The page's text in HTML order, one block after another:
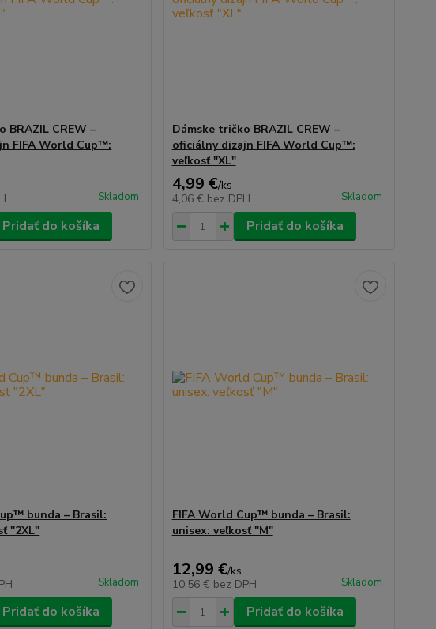
BRAZIL CREW –
FIFA World Cup™:
Skladom
Pridať do košíka
Dámske tričko BRAZIL CREW –
oficiálny dizajn FIFA World Cup™:
veľkosť "XL"
4,99 €/ks
4,06 € bez DPH Skladom
Pridať do košíka
bunda – Brasil:
"2XL"
Skladom
Pridať do košíka
FIFA World Cup™ bunda – Brasil:
unisex: veľkosť "M"
12,99 €/ks
10,56 € bez DPH Skladom
Pridať do košíka